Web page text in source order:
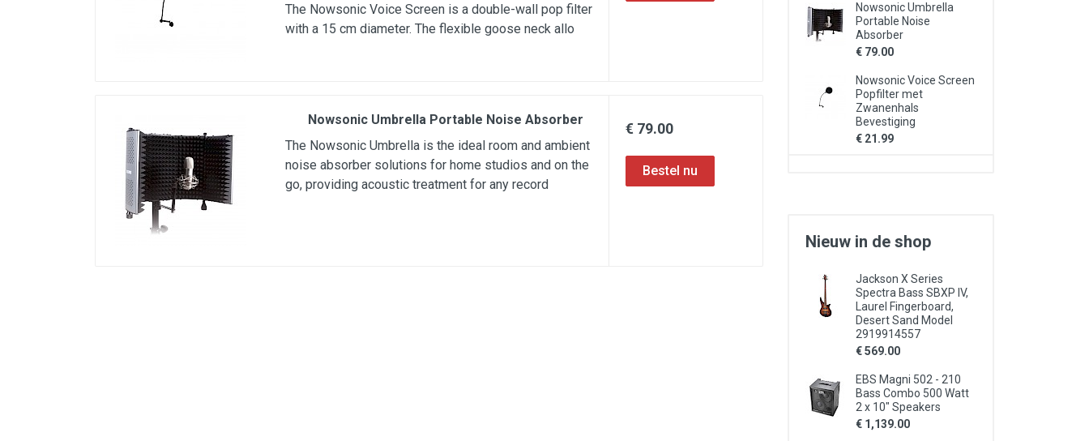
DJ gear
Blaasinstrumenten
Algemeen & Overig
The Nowsonic Voice Screen is a double-wall pop filter
with a 15 cm diameter. The flexible goose neck allo
Nowsonic Umbrella Portable Noise Absorber
The Nowsonic Umbrella is the ideal room and ambient
noise absorber solutions for home studios and on the
go, providing acoustic treatment for any record
€ 79.00
Nowsonic Umbrella
Portable Noise
Absorber
€ 79.00
Nowsonic Voice Screen
Popfilter met
Zwanenhals
Bevestiging
€ 21.99
Nieuw in de shop
Jackson X Series
Spectra Bass SBXP IV,
Laurel Fingerboard,
Desert Sand Model
2919914557
€ 569.00
EBS Magni 502 - 210
Bass Combo 500 Watt
2 x 10" Speakers
€ 1,139.00